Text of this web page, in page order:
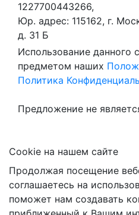
1227700443266,
Юр. адрес: 115162, г.
д. 31 Б
Использование данного
предметом наших
Политика
Предложение не
Сookie на нашем сайте
Продолжая посещение
соглашаетесь на
поможет нам создавать